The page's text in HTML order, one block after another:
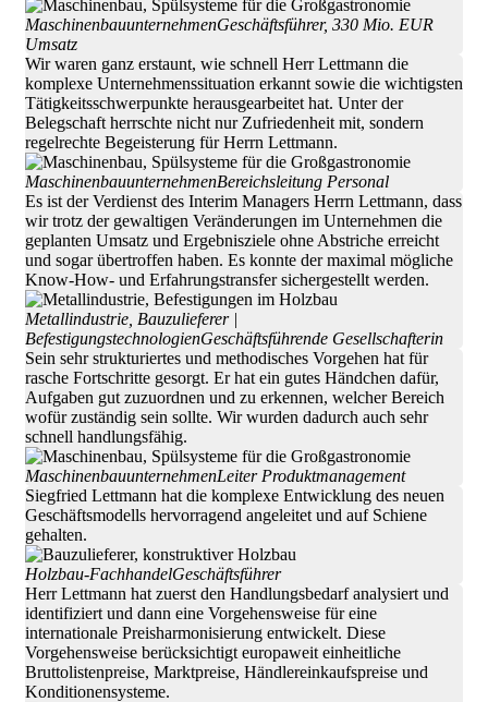
MaschinenbauunternehmenGeschäftsführer, 330 Mio. EUR
Umsatz
Wir waren ganz erstaunt, wie schnell Herr Lettmann die
komplexe Unternehmenssituation erkannt sowie die wichtigsten
Tätigkeitsschwerpunkte herausgearbeitet hat. Unter der
Belegschaft herrschte nicht nur Zufriedenheit mit, sondern
regelrechte Begeisterung für Herrn Lettmann.
MaschinenbauunternehmenBereichsleitung Personal
Es ist der Verdienst des Interim Managers Herrn Lettmann, dass
wir trotz der gewaltigen Veränderungen im Unternehmen die
geplanten Umsatz­ und Ergebnisziele ohne Abstriche erreicht
und sogar übertroffen haben. Es konnte der maximal mögliche
Know-How- und Erfahrungstransfer sichergestellt werden.
Metallindustrie, Bauzulieferer |
BefestigungstechnologienGeschäftsführende Gesellschafterin
Sein sehr strukturiertes und methodisches Vorgehen hat für
rasche Fortschritte gesorgt. Er hat ein gutes Händchen dafür,
Aufgaben gut zuzuordnen und zu erkennen, welcher Bereich
wofür zuständig sein sollte. Wir wurden dadurch auch sehr
schnell handlungsfähig.
MaschinenbauunternehmenLeiter Produktmanagement
Siegfried Lettmann hat die komplexe Entwicklung des neuen
Geschäftsmodells hervorragend angeleitet und auf Schiene
gehalten.
Holzbau-FachhandelGeschäftsführer
Herr Lettmann hat zuerst den Handlungsbedarf analysiert und
identifiziert und dann eine Vorgehensweise für eine
internationale Preisharmonisierung entwickelt. Diese
Vorgehensweise berücksichtigt europaweit einheitliche
Bruttolistenpreise, Marktpreise, Händlereinkaufspreise und
Konditionensysteme.